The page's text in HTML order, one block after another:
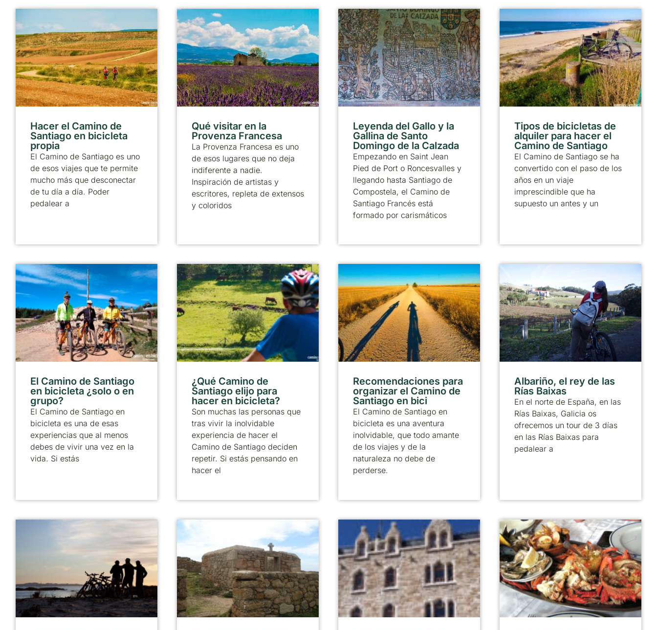
Hacer el Camino de
Santiago en bicicleta
propia
El Camino de Santiago es uno
de esos viajes que te permite
mucho más que desconectar
de tu día a día. Poder
pedalear a
Qué visitar en la
Provenza Francesa
La Provenza Francesa es uno
de esos lugares que no deja
indiferente a nadie.
Inspiración de artistas y
escritores, repleta de extensos
y coloridos
Leyenda del Gallo y la
Gallina de Santo
Domingo de la Calzada
Empezando en Saint Jean
Pied de Port o Roncesvalles y
llegando hasta Santiago de
Compostela, el Camino de
Santiago Francés está
formado por carismáticos
Tipos de bicicletas de
alquiler para hacer el
Camino de Santiago
El Camino de Santiago se ha
convertido con el paso de los
años en un viaje
imprescindible que ha
supuesto un antes y un
El Camino de Santiago
en bicicleta ¿solo o en
grupo?
El Camino de Santiago en
bicicleta es una de esas
experiencias que al menos
debes de vivir una vez en la
vida. Si estás
¿Qué Camino de
Santiago elijo para
hacer en bicicleta?
Son muchas las personas que
tras vivir la inolvidable
experiencia de hacer el
Camino de Santiago deciden
repetir. Si estás pensando en
hacer el
Recomendaciones para
organizar el Camino de
Santiago en bici
El Camino de Santiago en
bicicleta es una aventura
inolvidable, que todo amante
de los viajes y de la
naturaleza no debe de
perderse.
Albariño, el rey de las
Rías Baixas
En el norte de España, en las
Rías Baixas, Galicia os
ofrecemos un tour de 3 días
en las Rías Baixas para
pedalear a